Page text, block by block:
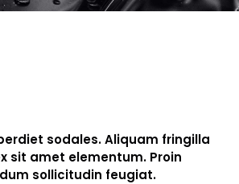
sodales. Aliquam fringilla
sit amet elementum. Proin
sollicitudin feugiat.